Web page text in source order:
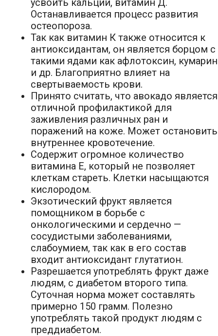
Останавливается процесс развития
остеопороза.
Так как витамин К также относится к
антиоксидантам, он является борцом с
такими ядами как афлотоксин, кумарин
и др. Благоприятно влияет на
свертываемость крови.
Принято считать, что авокадо является
отличной профилактикой для
заживления различных ран и
поражений на коже. Может остановить
внутреннее кровотечение.
Содержит огромное количество
витамина Е, который не позволяет
клеткам стареть. Клетки насыщаются
кислородом.
Экзотический фрукт является
помощником в борьбе с
онкологическими и сердечно —
сосудистыми заболеваниями,
слабоумием, так как в его состав
входит антиоксидант глутатион.
Разрешается употреблять фрукт даже
людям, с диабетом второго типа.
Суточная норма может составлять
примерно 150 грамм. Полезно
употреблять такой продукт людям с
преддиабетом.